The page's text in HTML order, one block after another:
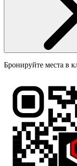
Бронируйте места в